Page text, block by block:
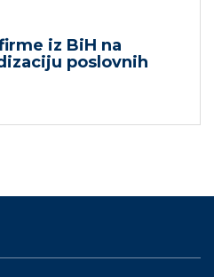
iz BiH na
poslovnih